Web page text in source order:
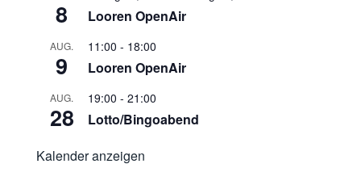
8 Looren OpenAir
AUG.
9
11:00 - 18:00
Looren OpenAir
AUG.
28
19:00 - 21:00
Lotto/Bingoabend
Kalender anzeigen